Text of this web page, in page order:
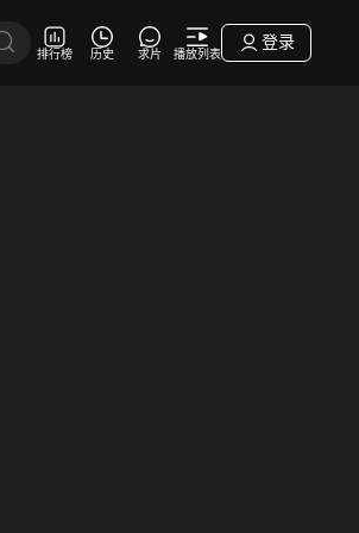
排行榜 历史 求片 播放列表
登录